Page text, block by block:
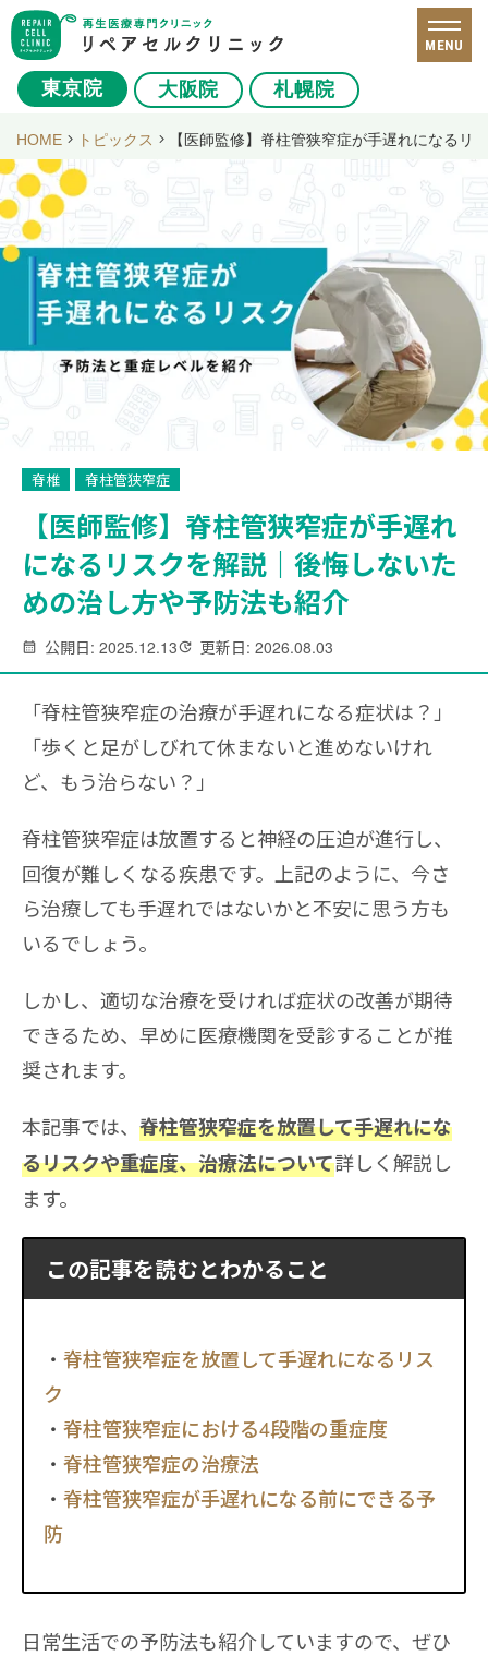
東京院 大阪院 札幌院
MENU
HOME トピックス 【医師監修】脊柱管狭窄症が手遅れになる
脊椎 脊柱管狭窄症
【医師監修】脊柱管狭窄症が手遅れ
になるリスクを解説｜後悔しないた
めの治し方や予防法も紹介
公開日: 2025.12.13 更新日: 2026.08.03
「脊柱管狭窄症の治療が手遅れになる症状は？」
「歩くと足がしびれて休まないと進めないけれ
ど、もう治らない？」
脊柱管狭窄症は放置すると神経の圧迫が進行し、
回復が難しくなる疾患です。上記のように、今さ
ら治療しても手遅れではないかと不安に思う方も
いるでしょう。
しかし、適切な治療を受ければ症状の改善が期待
できるため、早めに医療機関を受診することが推
奨されます。
本記事では、 脊柱管狭窄症を放置して手遅れにな
るリスクや重症度、治療法について詳しく解説し
ます。
この記事を読むとわかること
脊柱管狭窄症を放置して手遅れになるリス
ク
脊柱管狭窄症における4段階の重症度
脊柱管狭窄症の治療法
脊柱管狭窄症が手遅れになる前にできる予
防
日常生活での予防法も紹介していますので、ぜひ